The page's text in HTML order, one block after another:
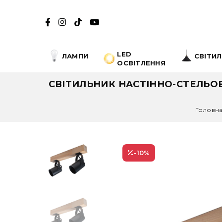
ЛАМПИ
LED
ОСВІТЛЕННЯ
СВІТИЛЬНИК НАСТІННО-
-10%